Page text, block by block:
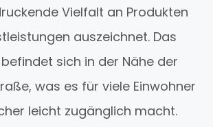
Vielfalt an Produkten
auszeichnet. Das
sich in der Nähe der
was es für viele Einwohner
leicht zugänglich macht.